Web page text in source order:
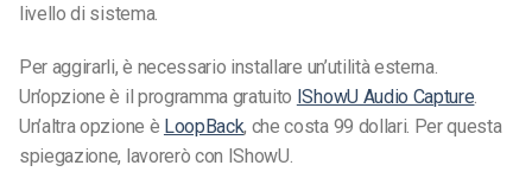
livello di sistema.
Per aggirarli, è necessario installare un’utilità esterna.
Un’opzione è il programma gratuito IShowU Audio Capture.
Un’altra opzione è LoopBack, che costa 99 dollari. Per questa
spiegazione, lavorerò con IShowU.